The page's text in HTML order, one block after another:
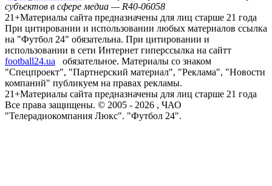
субъектов в сфере медиа — R40-06058
21+Материалы сайта предназначены для лиц старше 21 года
При цитировании и использовании любых материалов ссылка
на "Футбол 24" обязательна. При цитировании и
использовании в сети Интернет гиперссылка на сайтт
football24.ua
обязательное. Материалы со знаком
"Спецпроект", "Партнерский материал", "Реклама", "Новости
компаний" публикуем на правах рекламы.
21+Материалы сайта предназначены для лиц старше 21 года
Все права защищены. © 2005 - 2026 , ЧАО
"Телерадиокомпания Люкс". "Футбол 24".